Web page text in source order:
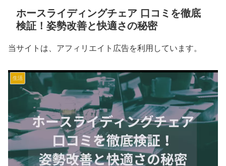
ホースライディングチェア 口コミを徹底
検証！姿勢改善と快適さの秘密
当サイトは、アフィリエイト広告を利用しています。
生活